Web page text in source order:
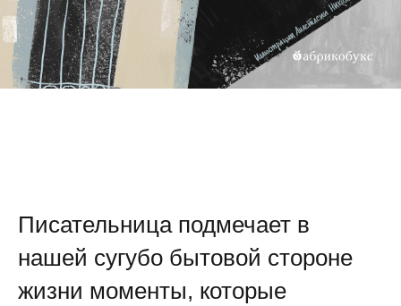
Писательница подмечает в
нашей сугубо бытовой стороне
жизни моменты, которые